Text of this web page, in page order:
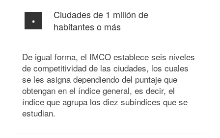
Ciudades de 1 millón de
habitantes o más
De igual forma, el IMCO establece seis niveles
de competitividad de las ciudades, los cuales
se les asigna dependiendo del puntaje que
obtengan en el índice general, es decir, el
índice que agrupa los diez subíndices que se
estudian.